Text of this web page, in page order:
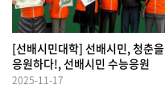
[선배시민대학] 선배시민, 청춘을
응원하다!, 선배시민 수능응원
2025-11-17